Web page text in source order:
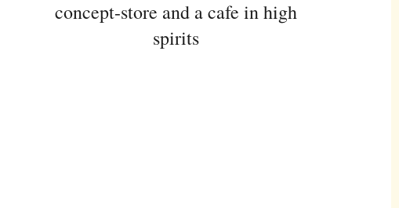
concept-store and a cafe in high
spirits